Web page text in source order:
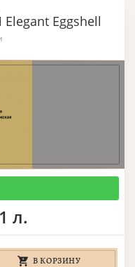
Eggshell
л.
В КОРЗИНУ